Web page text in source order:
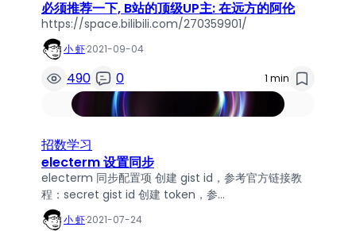
必须推荐一下, B站的顶级UP主: 在远方的阿伦
https://space.bilibili.com/270359901/
小 虾·2021-09-04
490 0 1 min
招数学习
electerm 设置同步
electerm 同步配置项 创建 gist id，参考官方链接教
程：secret gist id 创建 token，参…
小 虾·2021-07-24